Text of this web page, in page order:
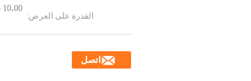
القدرة على العرض:
اتصل